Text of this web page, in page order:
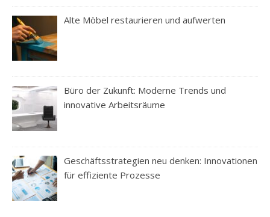
Alte Möbel restaurieren und aufwerten
Büro der Zukunft: Moderne Trends und
innovative Arbeitsräume
Geschäftsstrategien neu denken: Innovationen
für effiziente Prozesse